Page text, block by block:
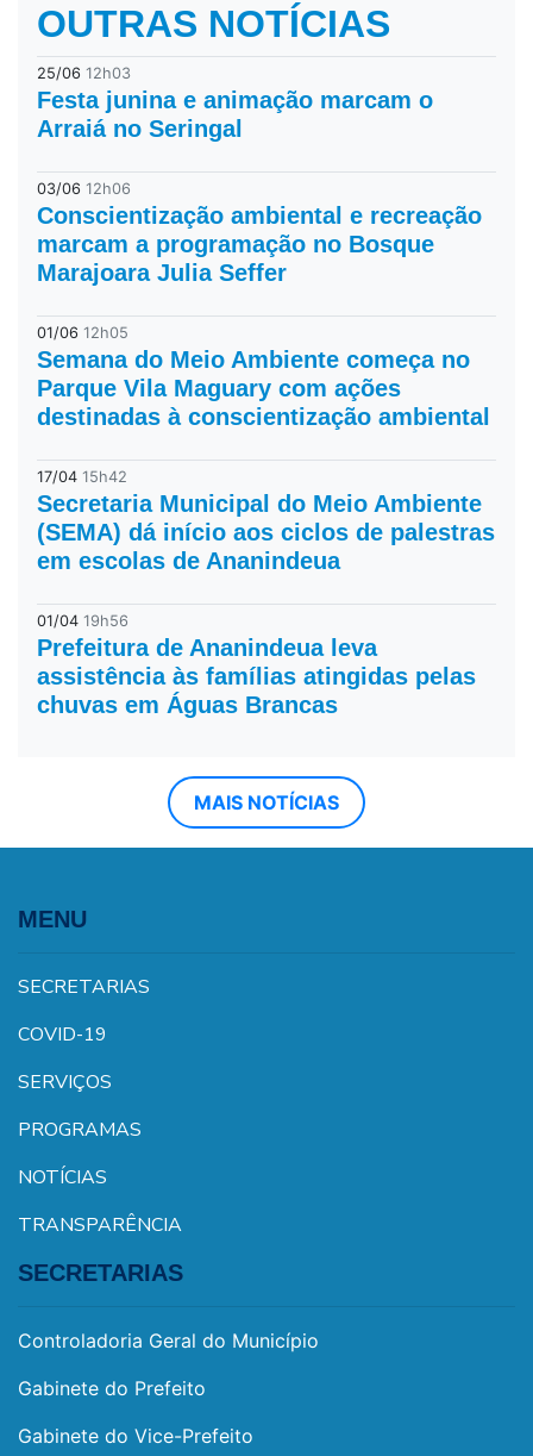
OUTRAS NOTÍCIAS
25/06 12h03
Festa junina e animação marcam o
Arraiá no Seringal
03/06 12h06
Conscientização ambiental e recreação
marcam a programação no Bosque
Marajoara Julia Seffer
01/06 12h05
Semana do Meio Ambiente começa no
Parque Vila Maguary com ações
destinadas à conscientização ambiental
17/04 15h42
Secretaria Municipal do Meio Ambiente
(SEMA) dá início aos ciclos de palestras
em escolas de Ananindeua
01/04 19h56
Prefeitura de Ananindeua leva
assistência às famílias atingidas pelas
chuvas em Águas Brancas
MAIS NOTÍCIAS
MENU
SECRETARIAS
COVID-19
SERVIÇOS
PROGRAMAS
NOTÍCIAS
TRANSPARÊNCIA
SECRETARIAS
Controladoria Geral do Município
Gabinete do Prefeito
Gabinete do Vice-Prefeito